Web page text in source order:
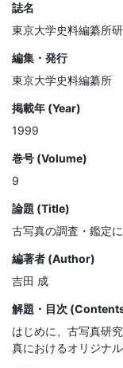
誌名
東京大学史料編纂所
編集・発行
東京大学史料編纂所
掲載年 (Year)
1999
巻号 (Volume)
9
論題 (Title)
古写真の調査・鑑定
編著者 (Author)
吉田 成
解題・目次
はじめに、古写真研
真におけるオリジナ